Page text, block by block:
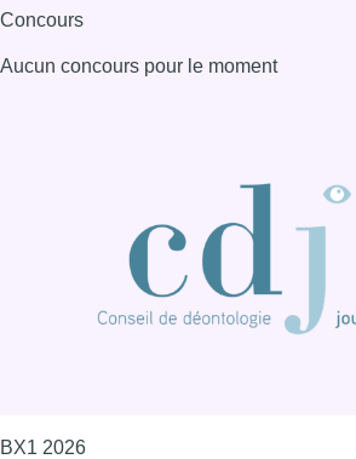
Concours
Aucun concours pour le moment
BX1 2026